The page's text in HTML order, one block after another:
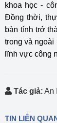
khoa học -
Đồng thời,
bàn tỉnh trở
trong và
lĩnh vực công
Tác giả: An
TIN LIÊN